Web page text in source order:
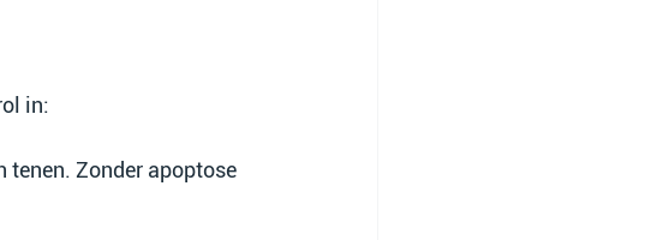
in:
tenen. Zonder apoptose